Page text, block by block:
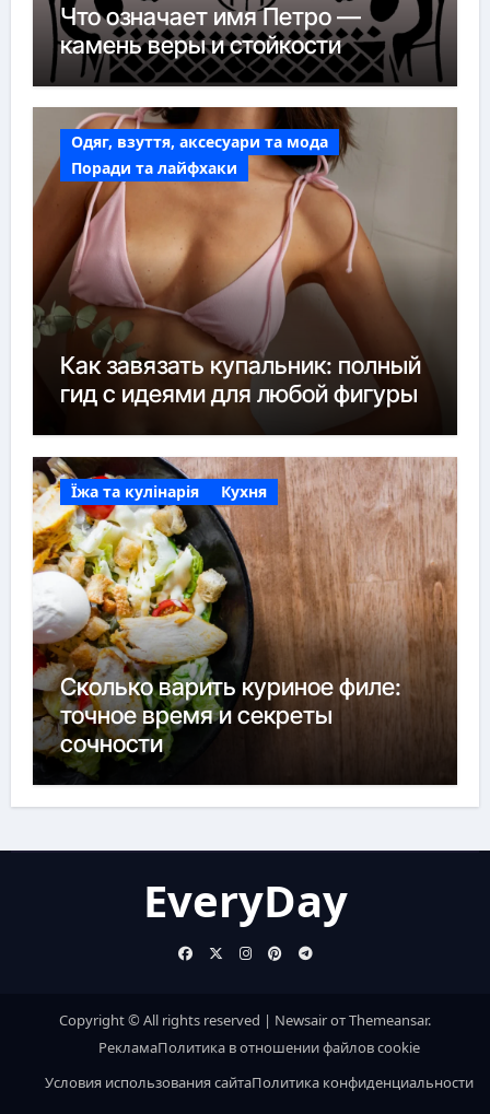
Что означает имя Петро —
камень веры и стойкости
Одяг, взуття, аксесуари та мода
Поради та лайфхаки
Как завязать купальник: полный
гид с идеями для любой фигуры
Їжа та кулінарія Кухня
Сколько варить куриное филе:
точное время и секреты
сочности
EveryDay
Copyright © All rights reserved | NewsairотThemeansar.
РекламаПолитика в отношении файлов cookie
Условия использования сайтаПолитика конфиденциальности